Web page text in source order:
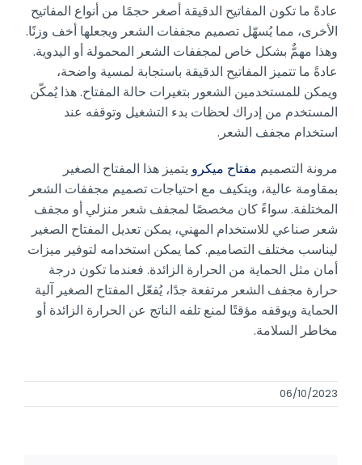
عادةً ما تكون المفاتيح الدقيقة أصغر حجمًا من أنواع المفاتيح
الأخرى، مما يُسهّل تصميم مجففات الشعر ويجعلها أخف وزنًا.
وهذا مهمٌّ بشكل خاص لمجففات الشعر المحمولة أو اليدوية.
عادةً ما تتميز المفاتيح الدقيقة باستجابة لمسية واضحة،
ويمكن للمستخدمين الشعور بتغيرات حالة المفتاح. هذا يُمكّن
المستخدم من إدراك لحظات بدء التشغيل وتوقفه عند
استخدام مجفف الشعر.
مرونة التصميم مفتاح ميكرو يتميز هذا المفتاح الصغير
بمقاومة عالية، ويتكيف مع احتياجات تصميم مجففات الشعر
المختلفة. سواءً كان مخصصًا لمجفف شعر منزلي أو مجفف
شعر صناعي للاستخدام المهني، يمكن تعديل المفتاح الصغير
ليناسب مختلف التصاميم. كما يمكن استخدامه لتوفير ميزات
أمان مثل الحماية من الحرارة الزائدة. فعندما تكون درجة
حرارة مجفف الشعر مرتفعة جدًا، يُفعّل المفتاح الصغير آلية
الحماية ويوقفه مؤقتًا لمنع تلفه الناتج عن الحرارة الزائدة أو
مخاطر السلامة.
06/10/2023